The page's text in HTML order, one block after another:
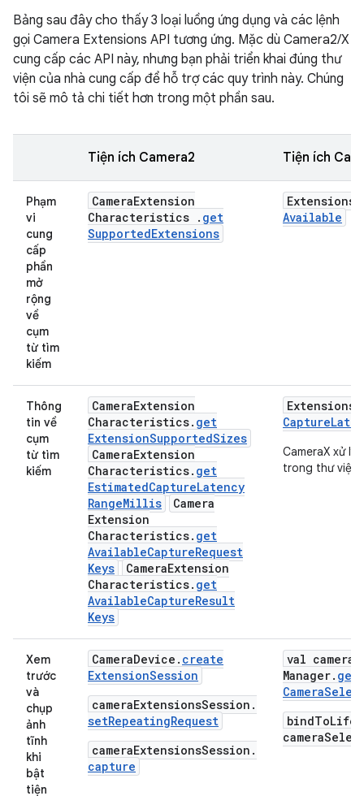
Bảng sau đây cho thấy 3 loại luồng ứng dụng và các lệnh
gọi Camera Extensions API tương ứng. Mặc dù Camera2/X
cung cấp các API này, nhưng bạn phải triển khai đúng thư
viện của nhà cung cấp để hỗ trợ các quy trình này. Chúng
tôi sẽ mô tả chi tiết hơn trong một phần sau.
Tiện ích Camera2 Tiện ích
Phạm
vi
cung
cấp
phần
mở
rộng
về
cụm
từ tìm
kiếm
CameraExtension
Characteristics . get
SupportedExtensions
Extensions
Available
Thông
tin về
cụm
từ tìm
kiếm
CameraExtension
Characteristics. get
ExtensionSupportedSizes
CameraExtension
Characteristics. get
EstimatedCaptureLatency
RangeMillis
Camera
Extension
Characteristics. get
AvailableCaptureRequest
Keys
CameraExtension
Characteristics. get
AvailableCaptureResult
Keys
Extensions
Capture
CameraX xử
trong thư viện.
Xem
trước
và
chụp
ảnh
tĩnh
khi
bật
tiện
CameraDevice . create
ExtensionSession
cameraExtensionsSession.
setRepeatingRequest
cameraExtensionsSession.
capture
val camera
Manager. get
Camera